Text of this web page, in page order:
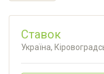
Ставок
Україна,